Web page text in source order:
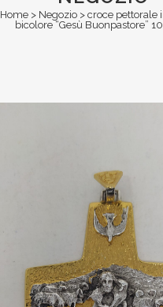
Home> Negozio> croce pettorale
bicolore “Gesù Buonpastore”